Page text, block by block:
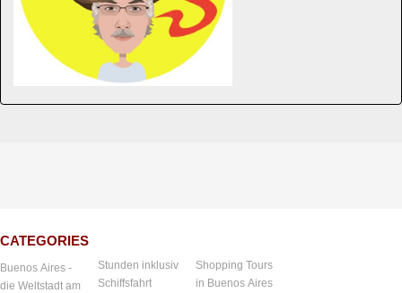
CATEGORIES
Buenos Aires -
die Weltstadt am
Stunden inklusiv
Schiffsfahrt
Shopping Tours
in Buenos Aires